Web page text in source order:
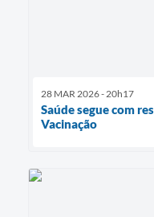
28 MAR 2026 - 20h17
Saúde segue com
Vacinação